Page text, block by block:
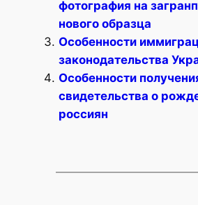
фотография на
нового образца
Особенности
законодательства
Особенности
свидетельства о
россиян